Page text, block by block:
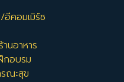
อีคอมเมิร์ซ
นอาหาร
อบรม
ณะสุข